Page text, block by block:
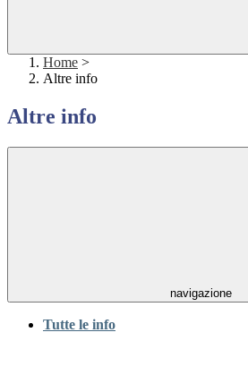
Home >
Altre info
Altre info
navigazione
Tutte le info